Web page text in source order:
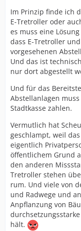
Im Prinzip finde ich
E-Tretroller oder
es muss eine
dass E-Tretroller
vorgesehenen
Und das ist
nur dort abgestellt
Und für das
Abstellanlagen
Stadtkasse zahlen.
Vermutlich hat
geschlampt, weil
eigentlich
öffentlichem Grund
den anderen
Tretroller stehen
rum. Und viele von
und Radwege und
Anpflanzung von
hält.